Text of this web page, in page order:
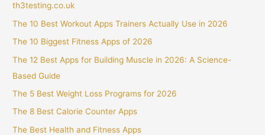
th3testing.co.uk
The 10 Best Workout Apps Trainers Actually Use in 2026
The 10 Biggest Fitness Apps of 2026
The 12 Best Apps for Building Muscle in 2026: A Science-
Based Guide
The 5 Best Weight Loss Programs for 2026
The 8 Best Calorie Counter Apps
The Best Health and Fitness Apps